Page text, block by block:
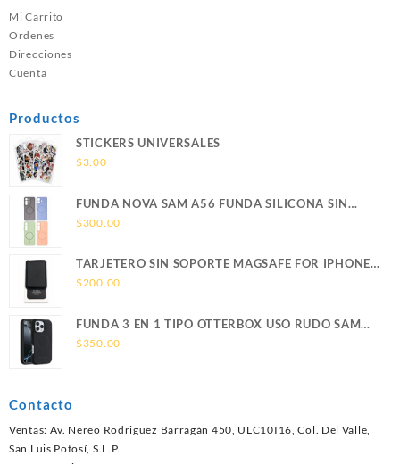
Mi Carrito
Ordenes
Direcciones
Cuenta
Productos
STICKERS UNIVERSALES
$3.00
FUNDA NOVA SAM A56 FUNDA SILICONA SIN
SOPORTE MAGNETICO SAMSUNG
$300.00
TARJETERO SIN SOPORTE MAGSAFE FOR IPHONE
LEATHER WALLET MAGSAFE
$200.00
FUNDA 3 EN 1 TIPO OTTERBOX USO RUDO SAM
S26 ULTRA SAMSUNG S26 ULTRA
$350.00
Contacto
Ventas: Av. Nereo Rodriguez Barragán 450, ULC10I16, Col. Del Valle,
San Luis Potosí, S.L.P.